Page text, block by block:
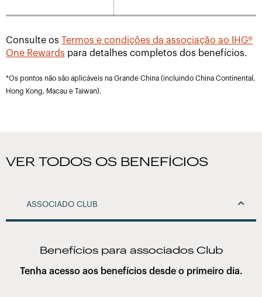
Consulte os Termos e condições da associação ao IHG®
One Rewards para detalhes completos dos benefícios.
*Os pontos não são aplicáveis na Grande China (incluindo China Continental,
Hong Kong, Macau e Taiwan).
VER TODOS OS BENEFÍCIOS
Benefícios para associados Club
Tenha acesso aos benefícios desde o primeiro dia.